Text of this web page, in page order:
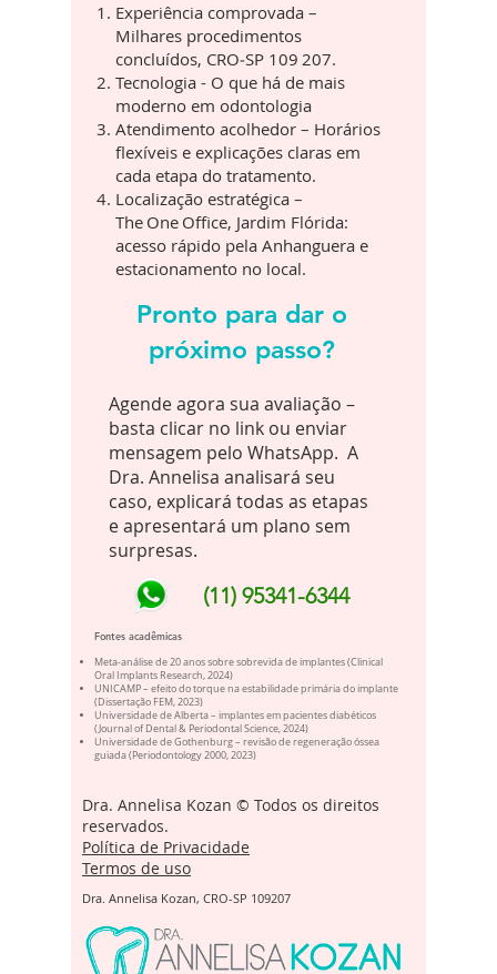
Experiência comprovada –
Milhares procedimentos
concluídos, CRO‑SP 109 207.
Tecnologia - O que há de mais
moderno em odontologia
Atendimento acolhedor – Horários
flexíveis e explicações claras em
cada etapa do tratamento.
Localização estratégica –
The One Office, Jardim Flórida:
acesso rápido pela Anhanguera e
estacionamento no local.
Pronto para dar o
próximo passo?
Agende agora sua avaliação –
basta clicar no link ou enviar
mensagem pelo WhatsApp. A
Dra. Annelisa analisará seu
caso, explicará todas as etapas
e apresentará um plano sem
surpresas.
(11) 95341-6344
Fontes acadêmicas
Meta-análise de 20 anos sobre sobrevida de implantes (Clinical
Oral Implants Research, 2024)
UNICAMP – efeito do torque na estabilidade primária do implante
(Dissertação FEM, 2023)
Universidade de Alberta – implantes em pacientes diabéticos
(Journal of Dental & Periodontal Science, 2024)
Universidade de Gothenburg – revisão de regeneração óssea
guiada (Periodontology 2000, 2023)
Dra. Annelisa Kozan © Todos os direitos
reservados.
Política de Privacidade
Termos de uso
Dra. Annelisa Kozan, CRO-SP 109207